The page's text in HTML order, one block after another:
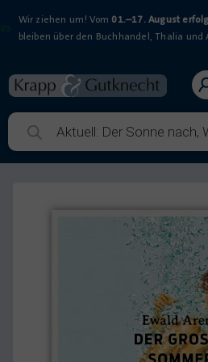
Wir ziehen um! Vom 01.–17. August
bleiben über den Buchhandel, Thalia und